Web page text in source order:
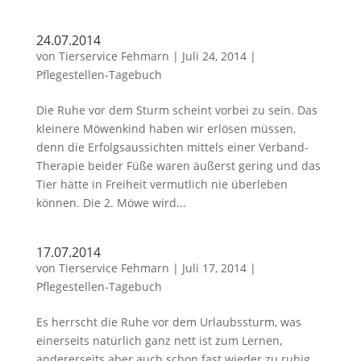
24.07.2014
von Tierservice Fehmarn | Juli 24, 2014|
Pflegestellen-Tagebuch
Die Ruhe vor dem Sturm scheint vorbei zu sein. Das
kleinere Möwenkind haben wir erlösen müssen,
denn die Erfolgsaussichten mittels einer Verband-
Therapie beider Füße waren äußerst gering und das
Tier hätte in Freiheit vermutlich nie überleben
können. Die 2. Möwe wird...
17.07.2014
von Tierservice Fehmarn | Juli 17, 2014|
Pflegestellen-Tagebuch
Es herrscht die Ruhe vor dem Urlaubssturm, was
einerseits natürlich ganz nett ist zum Lernen,